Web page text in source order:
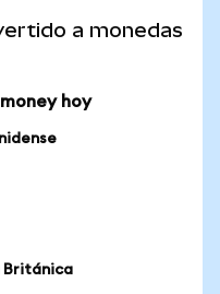
a monedas
hoy
Británica